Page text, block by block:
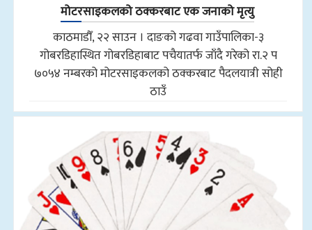
मोटरसाइकलको ठक्करबाट एक जनाको मृत्यु
काठमाडौँ, २२ साउन । दाङको गढवा गाउँपालिका-३
गोबरडिहास्थित गोबरडिहाबाट पचैयातर्फ जाँदै गरेको रा.२ प
७०५४ नम्बरको मोटरसाइकलको ठक्करबाट पैदलयात्री सोही
ठाउँ